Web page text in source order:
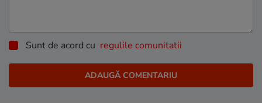
Sunt de acord cu regulile comunitatii